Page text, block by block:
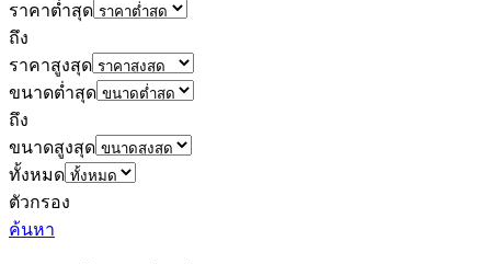
ราคาต่ำสุด
ถึง
ราคาสูงสุด
ขนาดต่ำสุด
ถึง
ขนาดสูงสุด
ทั้งหมด
ตัวกรอง
ค้นหา